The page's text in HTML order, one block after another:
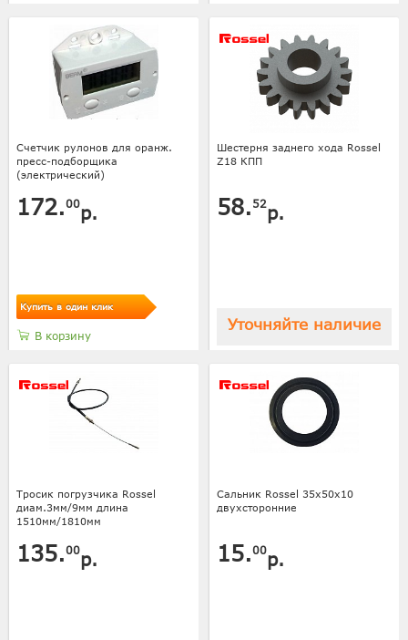
Счетчик рулонов для оранж.
пресс-подборщика
(электрический)
172.00р.
Купить в один клик
В корзину
Шестерня заднего хода Rossel
Z18 КПП
58. 52р.
Уточняйте наличие
Тросик погрузчика Rossel
диам.3мм/9мм длина
1510мм/1810мм
135.00р.
Сальник Rossel 35х50х10
двухсторонние
15.00р.